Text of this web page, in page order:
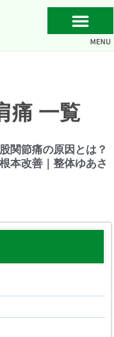
MENU
痛 一覧
関節痛の原因とは？
本改善｜整体ゆあさ